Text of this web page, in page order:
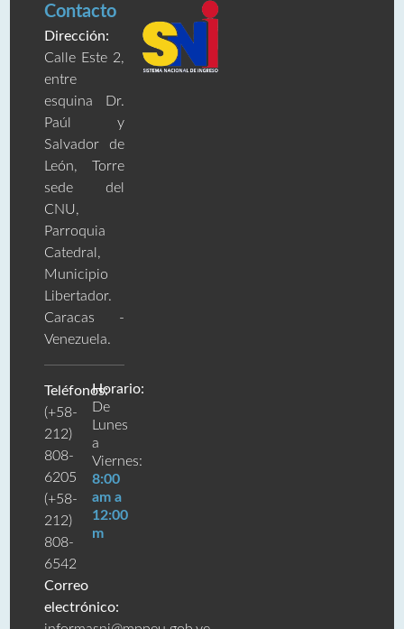
Contacto
Dirección:
Calle Este 2,
entre
esquina Dr.
Paúl y
Salvador de
León, Torre
sede del
CNU,
Parroquia
Catedral,
Municipio
Libertador.
Caracas -
Venezuela.
Teléfonos:
(+58-
212)
808-
6205
(+58-
212)
808-
6542
Correo
electrónico:
Horario:
De
Lunes
a
Viernes:
8:00
am a
12:00
m